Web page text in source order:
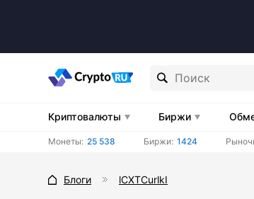
Криптовалюты Биржи
Монеты: 25 538 Биржи: 1424
Блоги lCXTCurlkI